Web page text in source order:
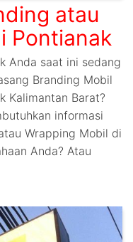
atau
Pontianak
Anda saat ini sedang
Branding Mobil
Kalimantan Barat?
informasi
Wrapping Mobil di
Anda? Atau